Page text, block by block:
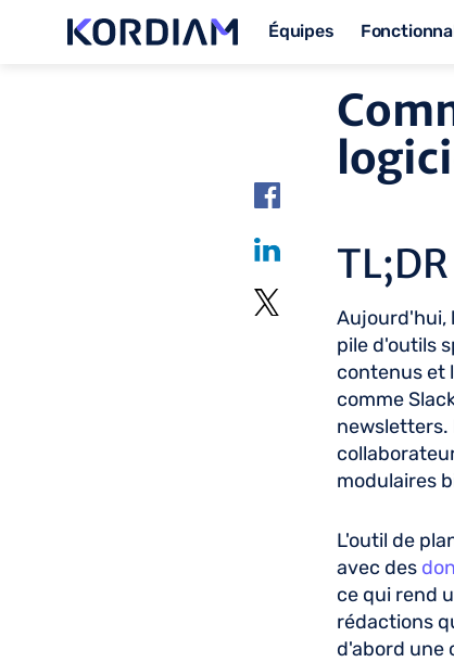
Équipes
TL;DR
Aujourd'hui,
pile d'outils
contenus et
comme
newsletters.
modulaires
L'outil de
avec des
ce qui rend
rédactions
d'abord une